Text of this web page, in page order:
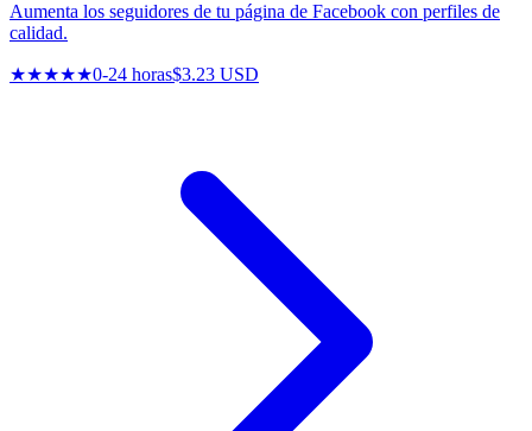
Aumenta los seguidores de tu página de Facebook con perfiles de
calidad.
★★★★★0-24 horas$3.23 USD